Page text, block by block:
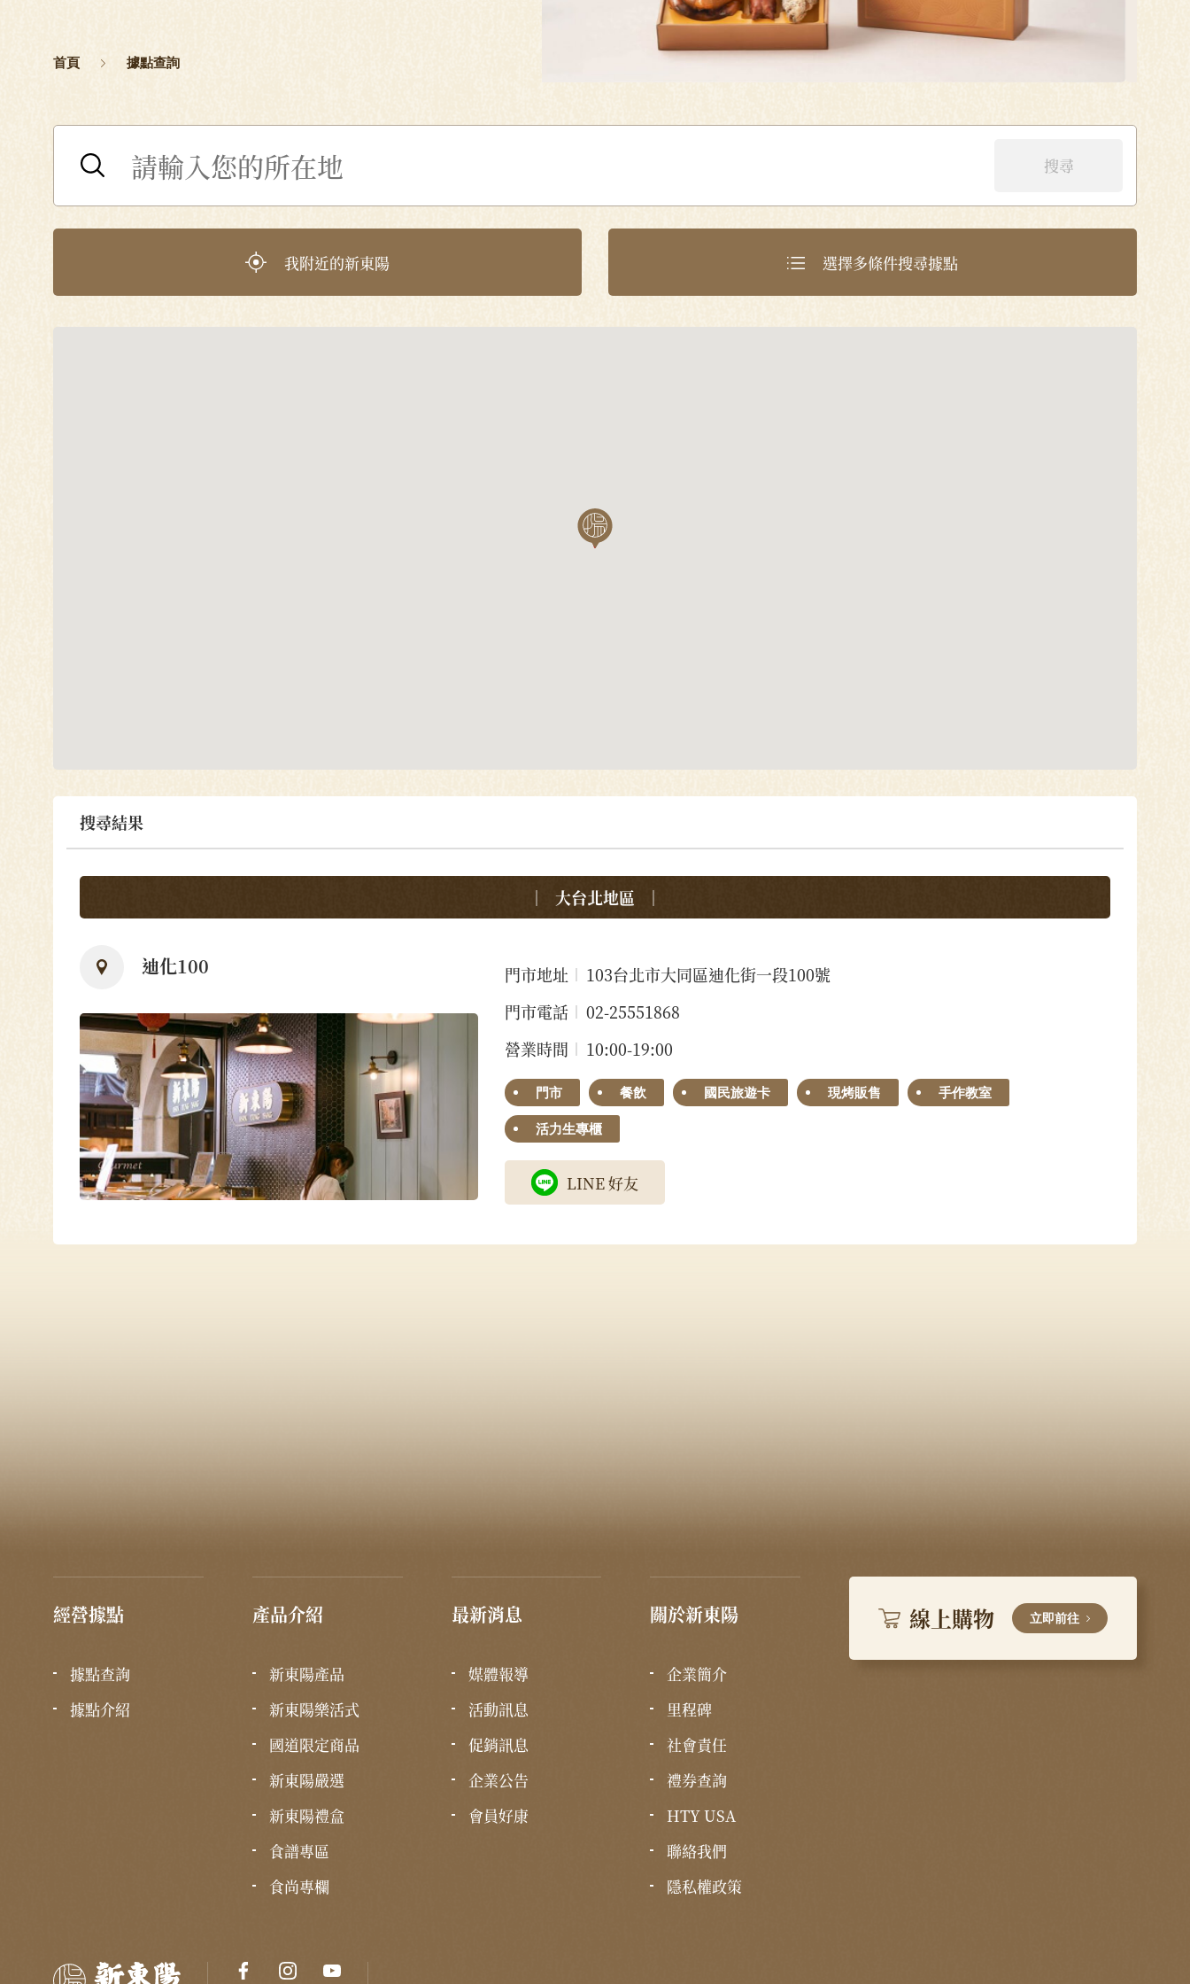
首頁 據點查詢
我附近的新東陽 選擇多條件搜尋據點
搜尋結果
大台北地區
迪化100 門市地址
103台北市大同區迪化街一段100號
門市電話
02-25551868
營業時間
10:00-19:00
門市 餐飲 國民旅遊卡 現烤販售 手作教室
活力生專櫃
LINE 好友
經營據點
據點查詢
據點介紹
產品介紹
新東陽產品
新東陽樂活式
國道限定商品
新東陽嚴選
新東陽禮盒
食譜專區
食尚專欄
最新消息
媒體報導
活動訊息
促銷訊息
企業公告
會員好康
關於新東陽
企業簡介
里程碑
社會責任
禮券查詢
HTY USA
聯絡我們
隱私權政策
線上購物 立即前往